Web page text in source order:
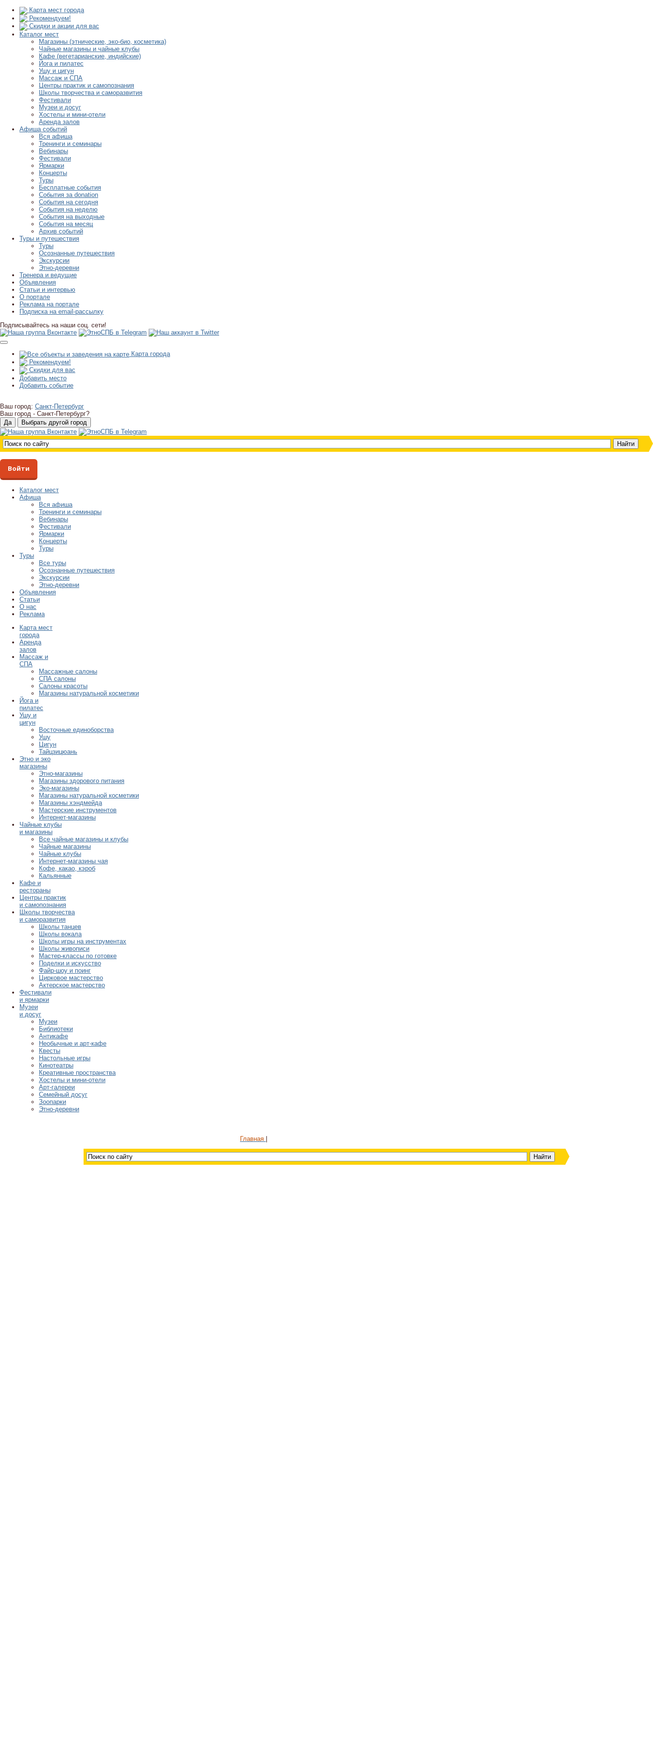
Карта мест города
Рекомендуем!
Скидки и акции для вас
Каталог мест
Магазины (этнические, эко-био, косметика)
Чайные магазины и чайные клубы
Кафе (вегетарианские, индийские)
Йога и пилатес
Ушу и цигун
Массаж и СПА
Центры практик и самопознания
Школы творчества и саморазвития
Фестивали
Музеи и досуг
Хостелы и мини-отели
Аренда залов
Афиша событий
Вся афиша
Тренинги и семинары
Вебинары
Фестивали
Ярмарки
Концерты
Туры
Бесплатные события
События за donation
События на сегодня
События на неделю
События на выходные
События на месяц
Архив событий
Туры и путешествия
Туры
Осознанные путешествия
Экскурсии
Этно-деревни
Тренера и ведущие
Объявления
Статьи и интервью
О портале
Реклама на портале
Подписка на email-рассылку
Подписывайтесь на наши соц. сети!
Карта города
Рекомендуем!
Скидки для вас
Добавить место
Добавить событие
Ваш город: Санкт-Петербург
Ваш город - Санкт-Петербург?
Войти
Каталог мест
Афиша
Вся афиша
Тренинги и семинары
Вебинары
Фестивали
Ярмарки
Концерты
Туры
Туры
Все туры
Осознанные путешествия
Экскурсии
Этно-деревни
Объявления
Статьи
О нас
Реклама
Карта мест
города
Аренда
залов
Массаж и
СПА
Массажные салоны
СПА салоны
Салоны красоты
Магазины натуральной косметики
Йога и
пилатес
Ушу и
цигун
Восточные единоборства
Ушу
Цигун
Тайцзицюань
Этно и эко
магазины
Этно-магазины
Магазины здорового питания
Эко-магазины
Магазины натуральной косметики
Магазины хэндмейда
Мастерские инструментов
Интернет-магазины
Чайные клубы
и магазины
Все чайные магазины и клубы
Чайные магазины
Чайные клубы
Интернет-магазины чая
Кофе, какао, кэроб
Кальянные
Кафе и
рестораны
Центры практик
и самопознания
Школы творчества
и саморазвития
Школы танцев
Школы вокала
Школы игры на инструментах
Школы живописи
Мастер-классы по готовке
Поделки и искусство
Файр-шоу и поинг
Цирковое мастерство
Актерское мастерство
Фестивали
и ярмарки
Музеи
и досуг
Музеи
Библиотеки
Антикафе
Необычные и арт-кафе
Квесты
Настольные игры
Кинотеатры
Креативные пространства
Хостелы и мини-отели
Арт-галереи
Семейный досуг
Зоопарки
Этно-деревни
Главная